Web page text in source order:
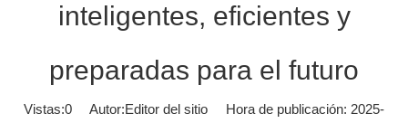
inteligentes, eficientes y
preparadas para el futuro
Vistas:0 Autor:Editor del sitio Hora de publicación: 2025-